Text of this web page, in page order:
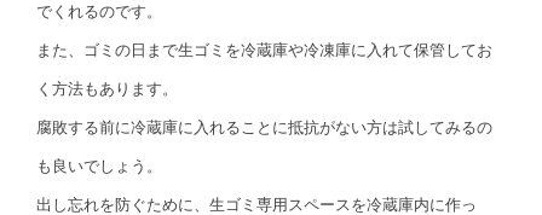
でくれるのです。
また、ゴミの日まで生ゴミを冷蔵庫や冷凍庫に入れて保管してお
く方法もあります。
腐敗する前に冷蔵庫に入れることに抵抗がない方は試してみるの
も良いでしょう。
出し忘れを防ぐために、生ゴミ専用スペースを冷蔵庫内に作っ